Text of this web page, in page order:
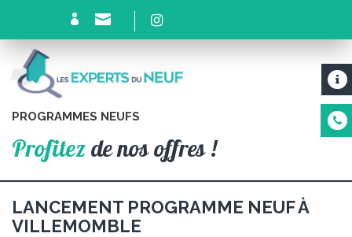
PROGRAMMES NEUFS
Profitezde nos offres !
LANCEMENT PROGRAMME NEUF À
VILLEMOMBLE